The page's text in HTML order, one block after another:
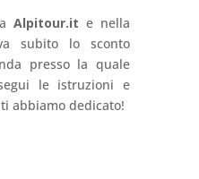
Alpitour.it e nella
subito lo sconto
presso la quale
le istruzioni e
abbiamo dedicato!